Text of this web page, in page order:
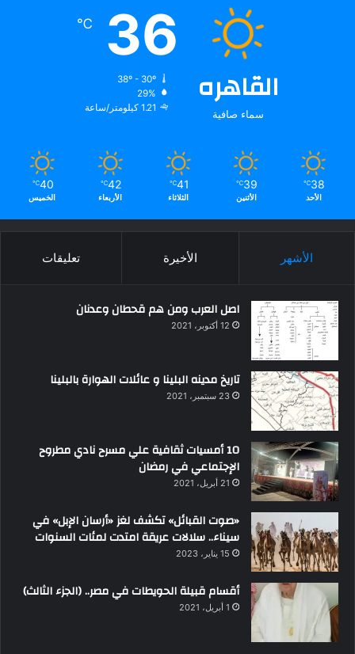
القاهره
سماء صافية
36
℃
38º - 30º
29%
1.21 كيلومتر/ساعة
38
℃
الأحد
39
℃
الأثنين
41
℃
الثلاثاء
42
℃
الأربعاء
40
℃
الخميس
الأشهر الأخيرة تعليقات
اصل العرب ومن هم قحطان وعدنان
12 أكتوبر، 2021
تاريخ مدينه البلينا و عائلات الهوارة بالبلينا
23 سبتمبر، 2021
10 أمسيات ثقافية علي مسرح نادي مطروح
الإجتماعي في رمضان
21 أبريل، 2021
«صوت القبائل» تكشف لغز «أرسان الإبل» في
سيناء.. سلالات عريقة امتدت لمئات السنوات
15 يناير، 2023
أقسام قبيلة الحويطات في مصر.. (الجزء الثالث)
1 أبريل، 2021